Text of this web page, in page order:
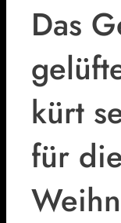
Das
kürt
für